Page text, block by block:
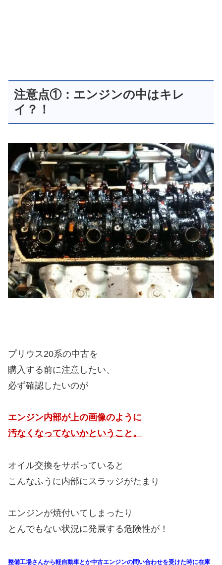
注意点①：エンジンの中はキレ
イ？！
プリウス20系の中古を
購入する前に注意したい、
必ず確認したいのが
エンジン内部が上の画像のように
汚なくなってないかということ。
オイル交換をサボっていると
こんなふうに内部にスラッジがたまり
エンジンが焼付いてしまったり
とんでもない状況に発展する危険性が！
整備工場さんから軽自動車とか中古エンジンの問い合わせを受けた時に在庫